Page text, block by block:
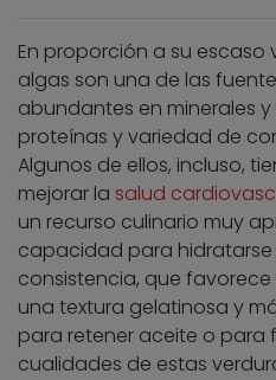
En proporción a su escaso
algas son una de las
abundantes en minerales
proteínas y variedad de
Algunos de ellos, incluso,
mejorar la salud
un recurso culinario muy
capacidad para hidratarse
consistencia, que
una textura gelatinosa y
para retener aceite o para
cualidades de estas